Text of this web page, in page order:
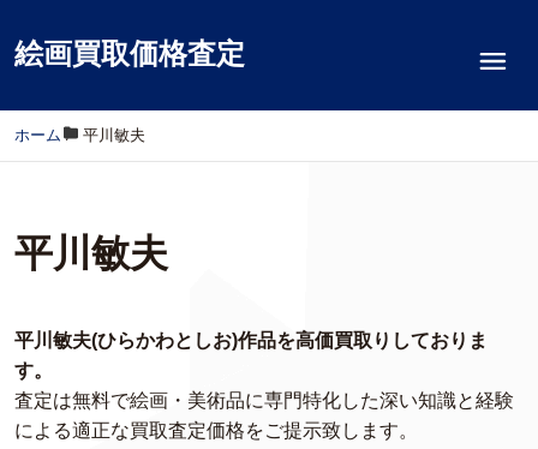
絵画買取価格査定
ホーム / 平川敏夫
平川敏夫
平川敏夫(ひらかわとしお)作品を高価買取りしておりま
す。
査定は無料で絵画・美術品に専門特化した深い知識と経験
による適正な買取査定価格をご提示致します。